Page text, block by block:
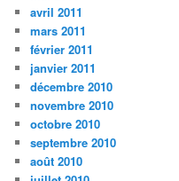
avril 2011
mars 2011
février 2011
janvier 2011
décembre 2010
novembre 2010
octobre 2010
septembre 2010
août 2010